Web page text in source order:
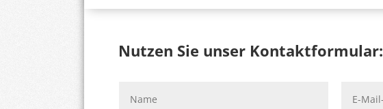
Nutzen Sie unser Kontaktformular: